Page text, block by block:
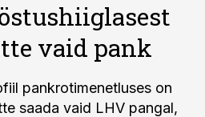
vaid pank
pankrotimenetluses on
saada vaid LHV pangal,